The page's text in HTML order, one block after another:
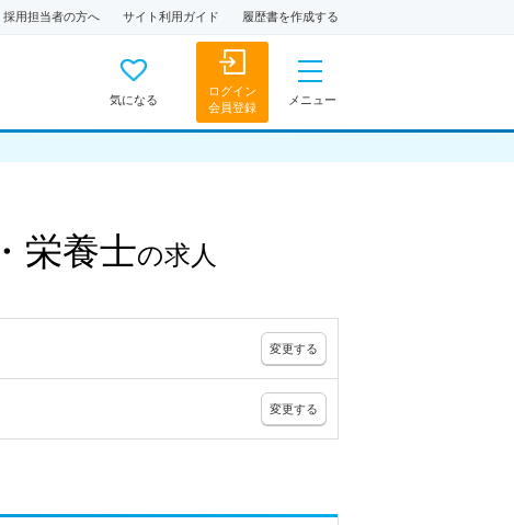
採用担当者の方へ サイト利用ガイド 履歴書を作成する
気になる
ログイン
会員登録
メニュー
栄養士の求人
変更する
変更する